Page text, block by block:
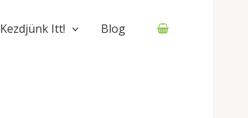
Kezdjünk Itt! Blog